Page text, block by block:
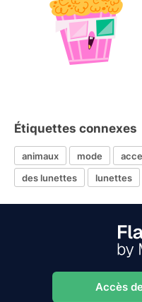
Étiquettes connexes
animaux mode
des lunettes
lunettes
Accès